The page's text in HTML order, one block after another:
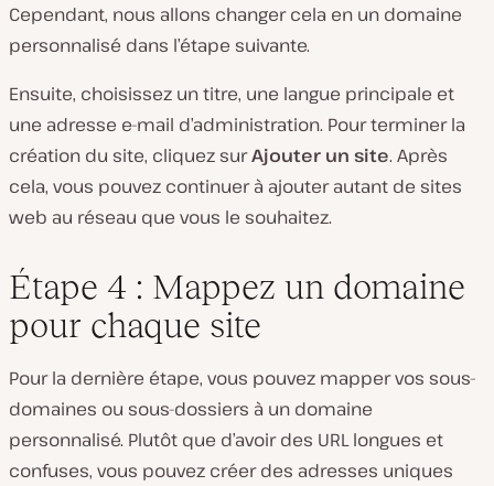
Cependant, nous allons changer cela en un domaine
personnalisé dans l’étape suivante.
Ensuite, choisissez un titre, une langue principale et
une adresse e-mail d’administration. Pour terminer la
création du site, cliquez surAjouter un site. Après
cela, vous pouvez continuer à ajouter autant de sites
web au réseau que vous le souhaitez.
Étape 4 : Mappez un domaine
pour chaque site
Pour la dernière étape, vous pouvez mapper vos sous-
domaines ou sous-dossiers à un domaine
personnalisé. Plutôt que d’avoir des URL longues et
confuses, vous pouvez créer des adresses uniques